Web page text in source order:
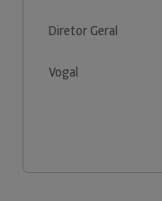
Diretor Geral
Vogal